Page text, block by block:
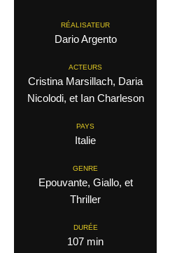
RÉALISATEUR
Dario Argento
ACTEURS
Cristina Marsillach, Daria
Nicolodi, et Ian Charleson
PAYS
Italie
GENRE
Epouvante, Giallo, et
Thriller
DURÉE
107 min